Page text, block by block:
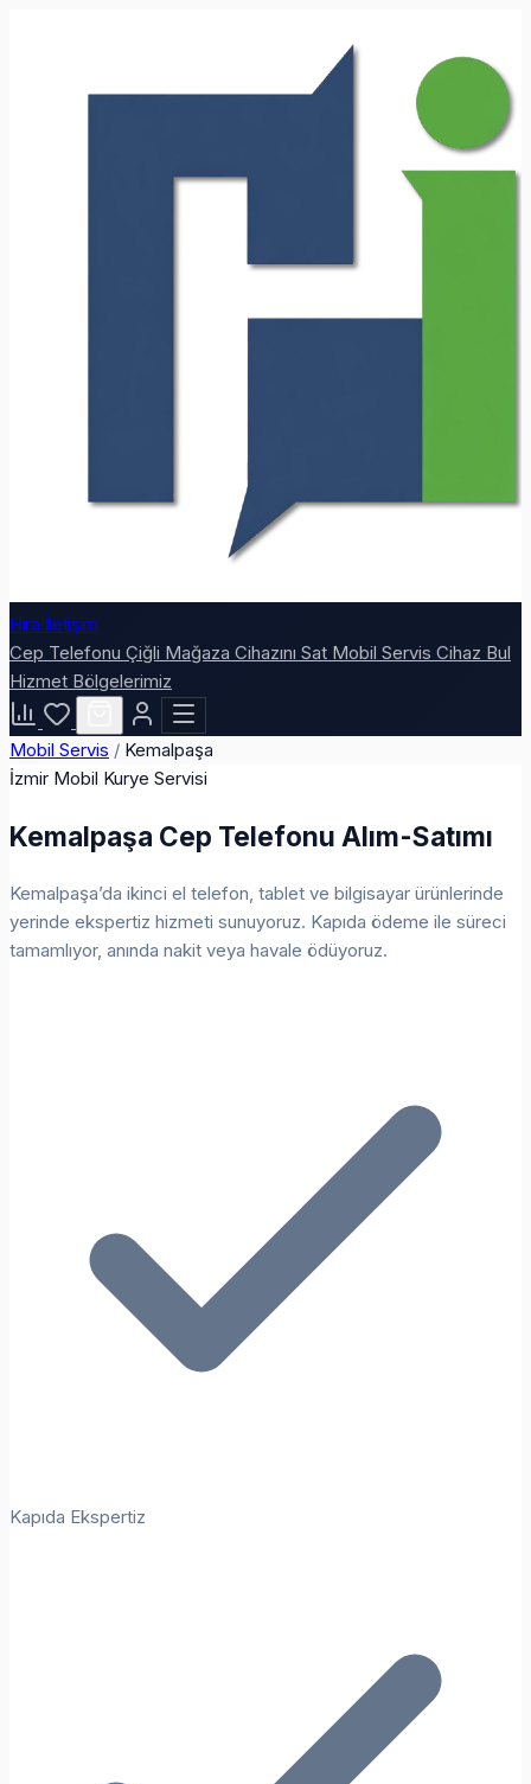
Hira İletişim
Cep Telefonu Çiğli Mağaza Cihazını Sat Mobil Servis Cihaz Bul
Hizmet Bölgelerimiz
Mobil Servis / Kemalpaşa
İzmir Mobil Kurye Servisi
Kemalpaşa Cep Telefonu Alım-Satımı
Kemalpaşa’da ikinci el telefon, tablet ve bilgisayar ürünlerinde
yerinde ekspertiz hizmeti sunuyoruz. Kapıda ödeme ile süreci
tamamlıyor, anında nakit veya havale ödüyoruz.
Kapıda Ekspertiz